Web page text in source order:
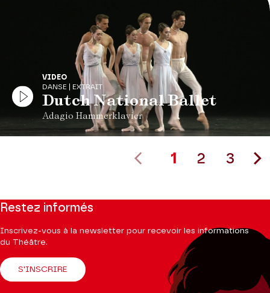
VIDEO
DANSE | EXTRAIT
Dutch National Ballet
Adagio Hammerklavier
1 2 3
Restez informés
Inscrivez-vous à la newsletter pour recevoir les informations
du Théâtre.
S'INSCRIRE